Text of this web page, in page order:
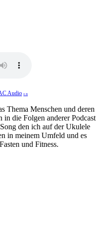
Audio 0 B
Thema Menschen und deren
in die Folgen anderer Podcast
den ich auf der Ukulele
in meinem Umfeld und es
und Fitness.